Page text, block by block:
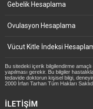
Gebelik Hesaplama
Ovulasyon Hesaplama
Vücut Kitle İndeksi
Bu sitedeki içerik bilgilendirme
yapılması gerekir. Bu bilgiler
tedavide doktorun kişisel bilgi,
2000 İrfan Tarhan Tüm Hakları
İLETIŞIM